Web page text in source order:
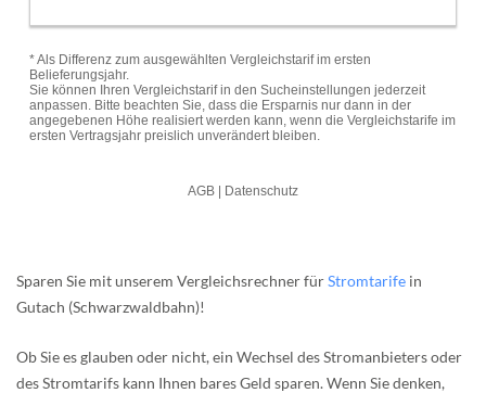
Sparen Sie mit unserem Vergleichsrechner fürStromtarife in
Gutach (Schwarzwaldbahn)!
Ob Sie es glauben oder nicht, ein Wechsel des Stromanbieters oder
des Stromtarifs kann Ihnen bares Geld sparen. Wenn Sie denken,